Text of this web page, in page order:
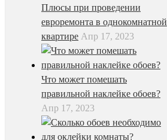
Плюсы при проведении
евроремонта в однокомнатной
квартире Апр 17, 2023
Что может помешать
правильной наклейке обоев?
Апр 17, 2023